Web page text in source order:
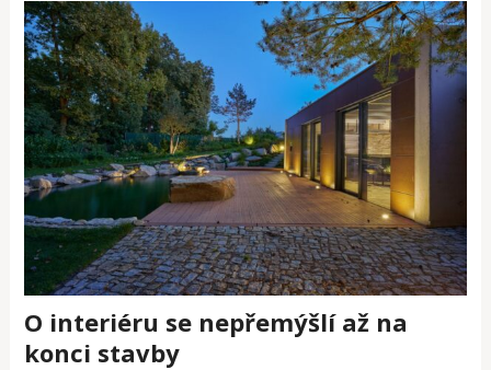
O interiéru se nepřemýšlí až na
konci stavby